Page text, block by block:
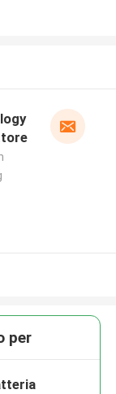
per